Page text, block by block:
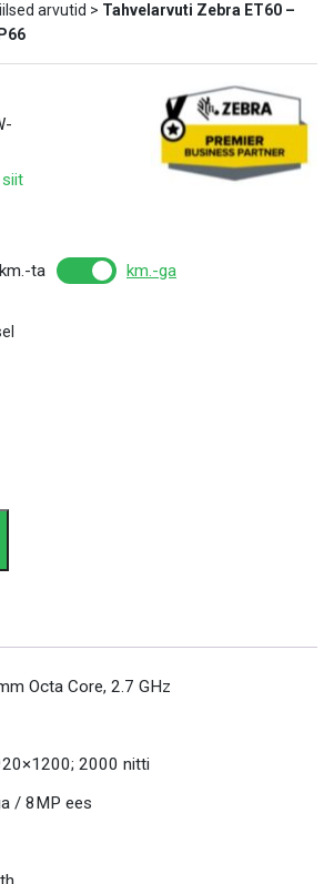
arvutid > Tahvelarvuti Zebra ET60 –
siit
km.-ta km.-ga
Octa Core, 2.7 GHz
2000 nitti
/ 8MP ees